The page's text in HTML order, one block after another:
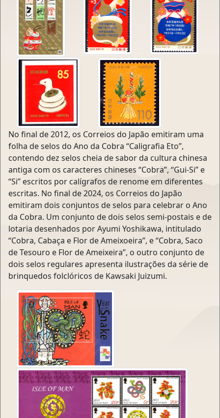
No final de 2012, os Correios do Japão emitiram uma
folha de selos do Ano da Cobra “Caligrafia Eto”,
contendo dez selos cheia de sabor da cultura chinesa
antiga com os caracteres chineses “Cobra”, “Gui-Si” e
“Si” escritos por calígrafos de renome em diferentes
escritas. No final de 2024, os Correios do Japão
emitiram dois conjuntos de selos para celebrar o Ano
da Cobra. Um conjunto de dois selos semi-postais e de
lotaria desenhados por Ayumi Yoshikawa, intitulado
“Cobra, Cabaça e Flor de Ameixoeira”, e “Cobra, Saco
de Tesouro e Flor de Ameixeira”, o outro conjunto de
dois selos regulares apresenta ilustrações da série de
brinquedos folclóricos de Kawsaki Juizumi.